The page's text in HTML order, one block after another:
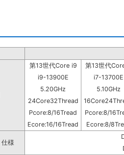
第13世代Core i9
第13世代
i9-13900E
i7-13700E
5.20GHz
5.10GHz
24Core32Thread
Pcore:8/16Tread
Pcore:8/
Ecore:16/16Tread
Ecore:8/
仕様